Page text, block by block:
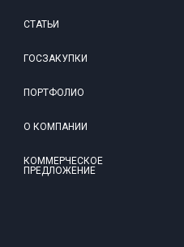
СТАТЬИ
ГОСЗАКУПКИ
ПОРТФОЛИО
О КОМПАНИИ
КОММЕРЧЕСКОЕ
ПРЕДЛОЖЕНИЕ